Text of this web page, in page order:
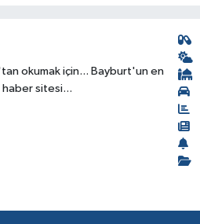
okumak için... Bayburt'un en
haber sitesi...